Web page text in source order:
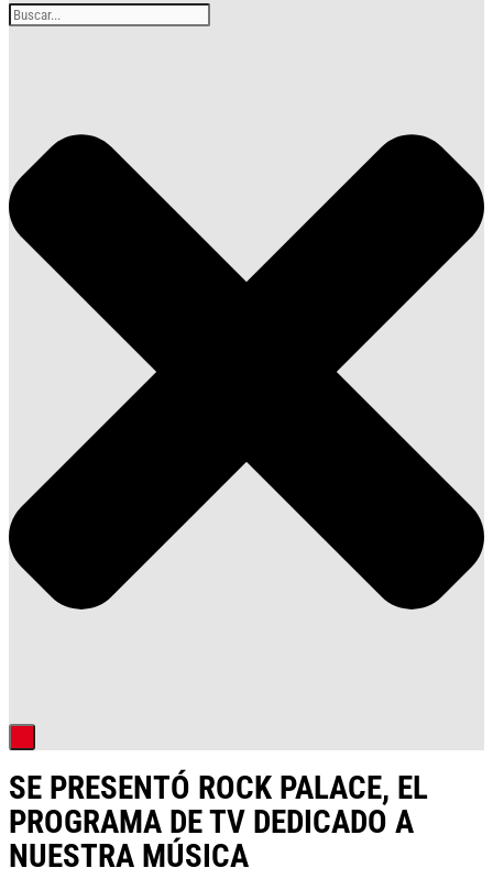
SE PRESENTÓ ROCK PALACE, EL
PROGRAMA DE TV DEDICADO A
NUESTRA MÚSICA